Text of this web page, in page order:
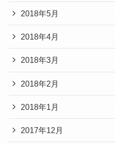
2018年5月
2018年4月
2018年3月
2018年2月
2018年1月
2017年12月